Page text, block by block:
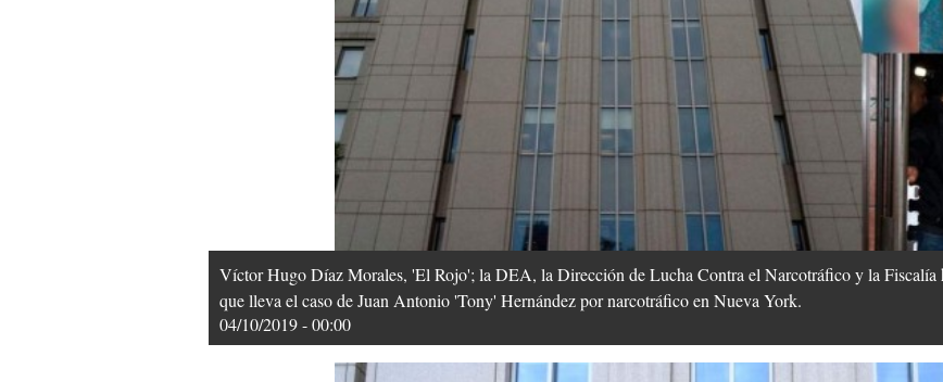
Víctor Hugo Díaz Morales, 'El Rojo'; la DEA, la Dirección de Lucha Contra el Narcotráfico y la Fiscalía
que lleva el caso de Juan Antonio 'Tony' Hernández por narcotráfico en Nueva York.
04/10/2019 - 00:00